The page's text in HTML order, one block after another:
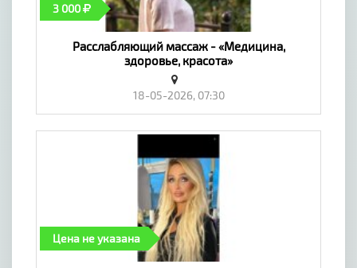
3 000
Расслабляющий массаж - «Медицина,
здоровье, красота»
18-05-2026, 07:30
Цена не указана